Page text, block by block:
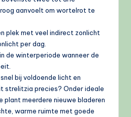
aanvoelt om wortelrot te
plek met veel indirect zonlicht
per dag.
de winterperiode wanneer de
bij voldoende licht en
strelitzia precies? Onder ideale
plant meerdere nieuwe bladeren
warme ruimte met goede